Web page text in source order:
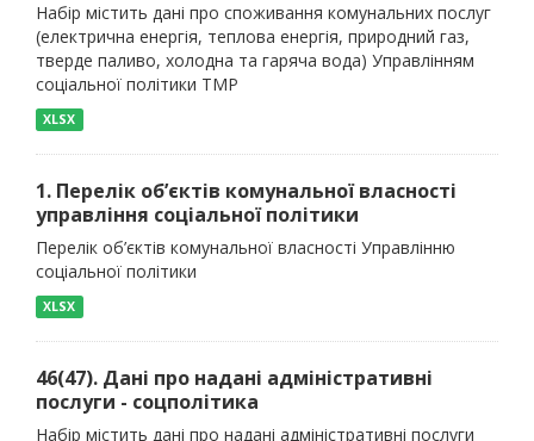
Набір містить дані про споживання комунальних послуг
(електрична енергія, теплова енергія, природний газ,
тверде паливо, холодна та гаряча вода) Управлінням
соціальної політики ТМР
XLSX
1. Перелік об’єктів комунальної власності
управління соціальної політики
Перелік об’єктів комунальної власності Управлінню
соціальної політики
XLSX
46(47). Дані про надані адміністративні
послуги - соцполітика
Набір містить дані про надані адміністративні послуги